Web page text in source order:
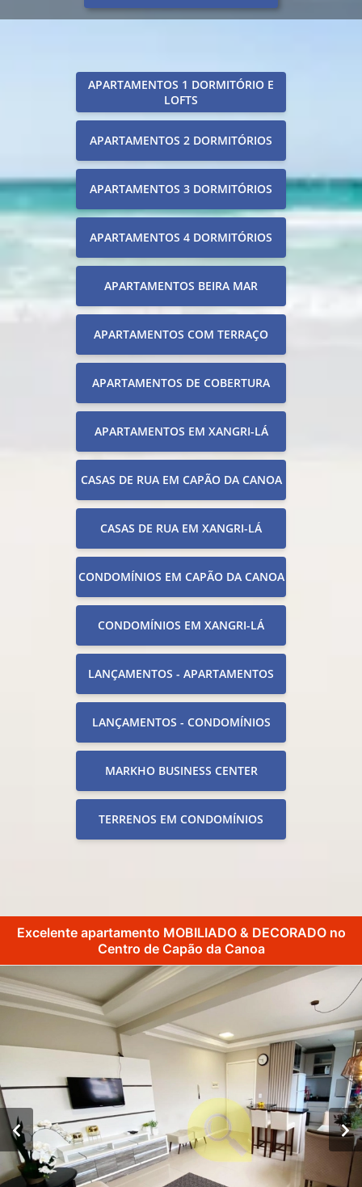
APARTAMENTOS 1 DORMITÓRIO E
LOFTS
APARTAMENTOS 2 DORMITÓRIOS
APARTAMENTOS 3 DORMITÓRIOS
APARTAMENTOS 4 DORMITÓRIOS
APARTAMENTOS BEIRA MAR
APARTAMENTOS COM TERRAÇO
APARTAMENTOS DE COBERTURA
APARTAMENTOS EM XANGRI-LÁ
CASAS DE RUA EM CAPÃO DA CANOA
CASAS DE RUA EM XANGRI-LÁ
CONDOMÍNIOS EM CAPÃO DA CANOA
CONDOMÍNIOS EM XANGRI-LÁ
LANÇAMENTOS - APARTAMENTOS
LANÇAMENTOS - CONDOMÍNIOS
MARKHO BUSINESS CENTER
TERRENOS EM CONDOMÍNIOS
Excelente apartamento MOBILIADO & DECORADO no
Centro de Capão da Canoa